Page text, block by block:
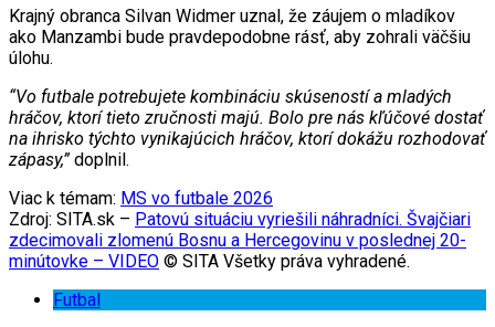
Krajný obranca Silvan Widmer uznal, že záujem o mladíkov
ako Manzambi bude pravdepodobne rásť, aby zohrali väčšiu
úlohu.
“Vo futbale potrebujete kombináciu skúseností a mladých
hráčov, ktorí tieto zručnosti majú. Bolo pre nás kľúčové dostať
na ihrisko týchto vynikajúcich hráčov, ktorí dokážu rozhodovať
zápasy,”doplnil.
Viac k témam: MS vo futbale 2026
Zdroj: SITA.sk – Patovú situáciu vyriešili náhradníci. Švajčiari
zdecimovali zlomenú Bosnu a Hercegovinu v poslednej 20-
minútovke – VIDEO © SITA Všetky práva vyhradené.
Futbal